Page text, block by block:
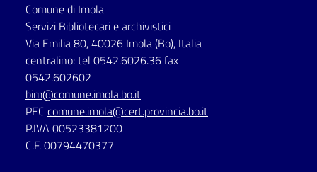
lettura
Seguici
su
Comune di Imola
Servizi Bibliotecari e archivistici
Via Emilia 80, 40026 Imola (Bo), Italia
centralino: tel 0542.6026.36 fax
0542.602602
bim@comune.imola.bo.it
PEC comune.imola@cert.provincia.bo.it
P.IVA 00523381200
C.F. 00794470377